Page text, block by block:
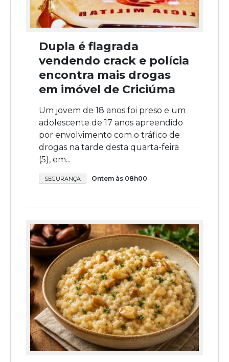
Dupla é flagrada
vendendo crack e polícia
encontra mais drogas
em imóvel de Criciúma
Um jovem de 18 anos foi preso e um
adolescente de 17 anos apreendido
por envolvimento com o tráfico de
drogas na tarde desta quarta-feira
(5), em...
SEGURANÇA Ontem às 08h00